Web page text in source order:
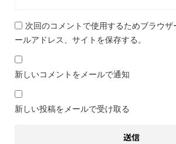
次回のコメントで使用するためブラウザ
ールアドレス、サイトを保存する。
新しいコメントをメールで通知
新しい投稿をメールで受け取る